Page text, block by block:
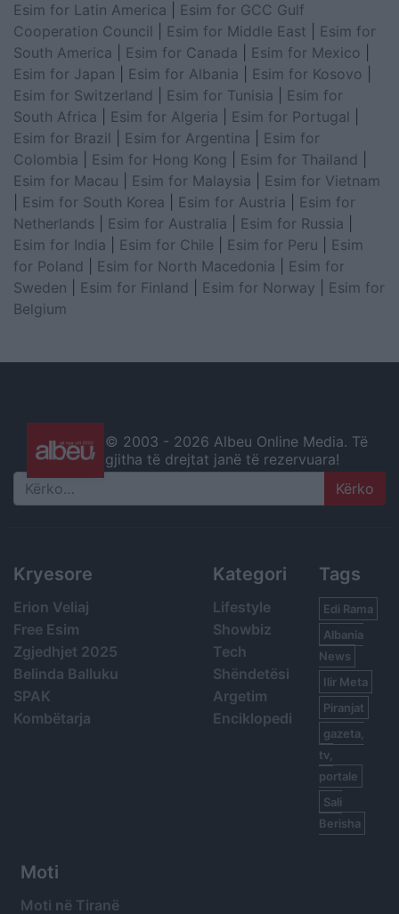
Esim for Latin America
Esim for GCC Gulf
Cooperation Council
Esim for Middle East
Esim for
South America
Esim for Canada Esim for Mexico
Esim for Japan
Esim for Albania Esim for Kosovo
Esim for Switzerland
Esim for Tunisia
Esim for
South Africa
Esim for Algeria Esim for Portugal
Esim for Brazil
Esim for Argentina
Esim for
Colombia
Esim for Hong Kong Esim for Thailand
Esim for Macau
Esim for Malaysia
Esim for Vietnam
Esim for South Korea Esim for Austria
Esim for
Netherlands
Esim for Australia Esim for Russia
Esim for India
Esim for Chile Esim for Peru
Esim
for Poland
Esim for North Macedonia
Esim for
Sweden
Esim for Finland Esim for Norway
Esim for
Belgium
© 2003 - 2026 Albeu Online Media. Të
gjitha të drejtat janë të rezervuara!
Search
Kryesore
Erion Veliaj
Free Esim
Zgjedhjet 2025
Belinda Balluku
SPAK
Kombëtarja
Kategori
Lifestyle
Showbiz
Tech
Shëndetësi
Argetim
Enciklopedi
Tags
Edi Rama
Albania
News
Ilir Meta
Piranjat
gazeta,
tv,
portale
Sali
Berisha
Moti
Moti në Tiranë